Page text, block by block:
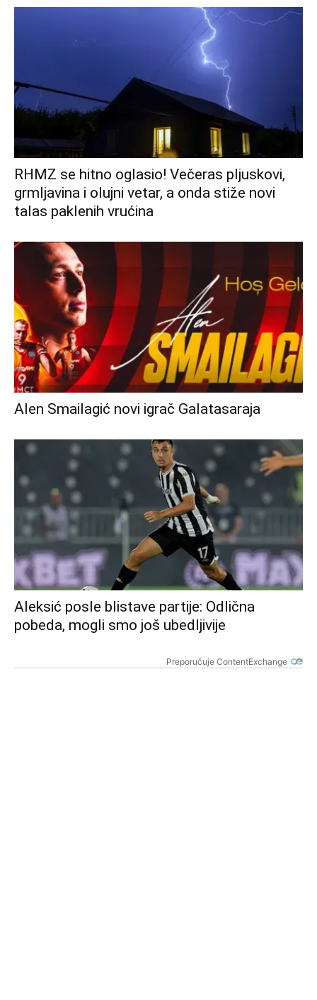
RHMZ se hitno oglasio! Večeras pljuskovi,
grmljavina i olujni vetar, a onda stiže novi
talas paklenih vrućina
Alen Smailagić novi igrač Galatasaraja
Aleksić posle blistave partije: Odlična
pobeda, mogli smo još ubedljivije
Preporučuje ContentExchange